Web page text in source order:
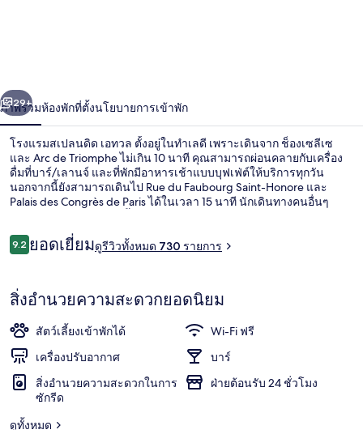
นดิด
เอ
ทวล
า
ถัดไป
29+
ภาพรวมห้องพักที่ตั้งนโยบายการเข้าพัก
โรงแรมสเปลนดิด เอทวล ตั้งอยู่ในทำเลดี เพราะเดินจาก ช็องเซลีเซ
และ Arc de Triomphe ไม่เกิน 10 นาที คุณสามารถผ่อนคลายกับเครื่อง
ดื่มที่บาร์/เลานจ์ และที่พักมีอาหารเช้าแบบบุฟเฟ่ต์ให้บริการทุกวัน
นอกจากนี้ยังสามารถเดินไป Rue du Faubourg Saint-Honore และ
Palais des Congrès de Paris ได้ในเวลา 15 นาที นักเดินทางคนอื่นๆ
Argentine และ 5 นาทีถึง สถานี Kleber
รีวิว
9.29.2 จาก 10
ยอดเยี่ยมดูรีวิวทั้งหมด 730 รายการ
สิ่งอำนวยความสะดวกยอดนิยม
สัตว์เลี้ยงเข้าพักได้
Wi-Fi ฟรี
เครื่องปรับอากาศ
บาร์
สิ่งอำนวยความสะดวกในการ
ซักรีด
ฝ่ายต้อนรับ 24 ชั่วโมง
ดูทั้งหมด